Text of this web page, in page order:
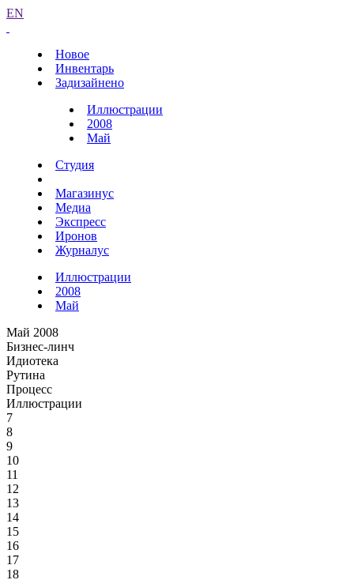
EN
Новое
Инвентарь
Задизайнено
Иллюстрации
2008
Май
Студия
Магазинус
Медиа
Экспресс
Иронов
Журналус
Иллюстрации
2008
Май
Май 2008
Бизнес-линч
Идиотека
Рутина
Процесс
Иллюстрации
7
8
9
10
11
12
13
14
15
16
17
18